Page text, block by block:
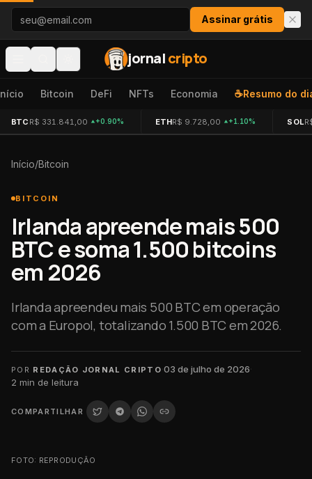
Pular para o conteúdo
Assinar grátis
jornalcripto
Bitcoin DeFi NFTs Economia ☕Resumo do
BTC R$ 331.841,00 +0.90% ETHR$ 9.728,00 +1.10% SOL
Início/Bitcoin
BITCOIN
Irlanda apreende mais 500
BTC e soma 1.500 bitcoins
em 2026
Irlanda apreendeu mais 500 BTC em operação
com a Europol, totalizando 1.500 BTC em 2026.
POR REDAÇÃO JORNAL CRIPTO·03 de julho de 2026·
2 min de leitura
COMPARTILHAR
FOTO: REPRODUÇÃO